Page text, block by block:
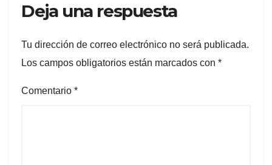
Deja una respuesta
Tu dirección de correo electrónico no será publicada.
Los campos obligatorios están marcados con *
Comentario *